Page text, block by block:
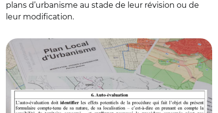
plans d’urbanisme au stade de leur révision ou de
leur modification.